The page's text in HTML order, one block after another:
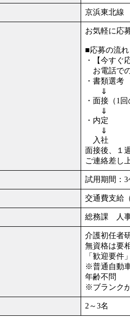
京浜東北線
お気軽に応
■応募の流れ
・【今す
お電話で
・書類選考
⇓
・面接（1回
⇓
・内定
⇓
入社
面接後、１
ご連絡差し
試用期間：3
交通費支給
総務課 人
介護初任者
無資格は要
「歓迎要件」
※普通自動
年齢不問
※ブランク
2～3名